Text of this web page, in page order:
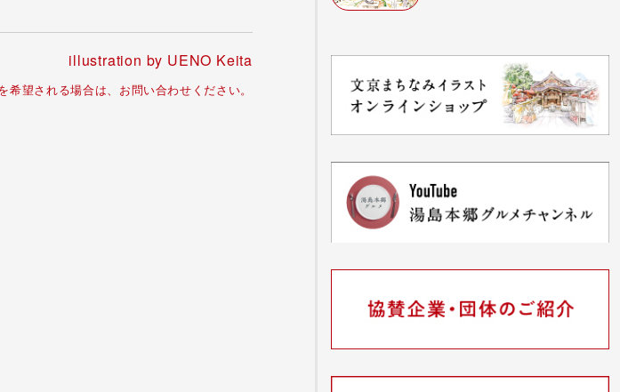
illustration by UENO Keita
希望される場合は、お問い合わせください。